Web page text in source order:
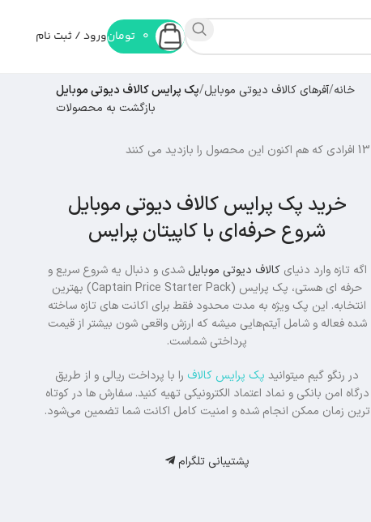
0 تومانورود / ثبت نام
خانه آفرهای کالاف دیوتی موبایل پک پرایس کالاف دیوتی موبایل
بازگشت به محصولات
13 افرادی که هم اکنون این محصول را بازدید می کنند
خرید پک پرایس کالاف دیوتی موبایل
شروع حرفه‌ای با کاپیتان پرایس
اگه تازه وارد دنیایکالاف دیوتی موبایل شدی و دنبال یه شروع سریع و
حرفه ای هستی، پک پرایس (Captain Price Starter Pack) بهترین
انتخابه. این پک ویژه به مدت محدود فقط برای اکانت های تازه ساخته
شده فعاله و شامل آیتم‌هایی میشه که ارزش واقعی شون بیشتر از قیمت
پرداختی شماست.
در رنگو گیم میتوانید پک پرایس کالاف را با پرداخت ریالی و از طریق
درگاه امن بانکی و نماد اعتماد الکترونیکی تهیه کنید. سفارش‌ ها در کوتاه‌
ترین زمان ممکن انجام شده و امنیت کامل اکانت شما تضمین می‌شود.
پشتیبانی تلگرام